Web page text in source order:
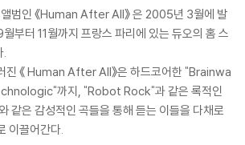
범인 《Human After All》 은 2005년 3월에 발
부터 11월까지 프랑스 파리에 있는 듀오의 홈 스
.
진 《 Human After All》은 하드코어한 "Brainwa
까지, "Robot Rock"과 같은 록적인
은 감성적인 곡들을 통해 듣는 이들을 다채로
이끌어간다.